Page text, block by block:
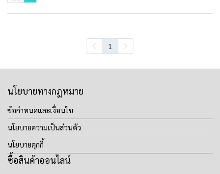
1
นโยบายทางกฎหมาย
ข้อกำหนดและเงื่อนไข
นโยบายความเป็นส่วนตัว
นโยบายคุกกี้
ซื้อสินค้าออนไลน์